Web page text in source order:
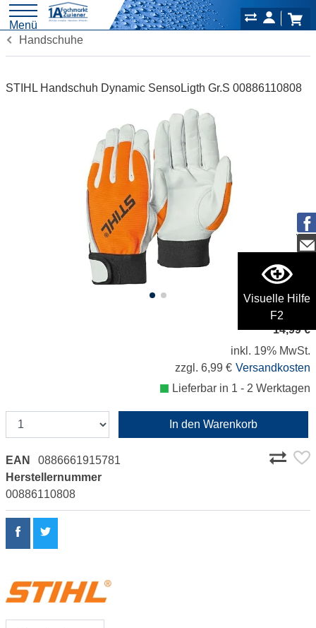
Visuelle Hilfe
F2
Menü
Handschuhe
STIHL Handschuh Dynamic SensoLigth Gr.S 00886110808
14,99 €
inkl. 19% MwSt.
zzgl. 6,99 € Versandkosten
Lieferbar in 1 - 2 Werktagen
In den Warenkorb
EAN
0886661915781
Herstellernummer
00886110808